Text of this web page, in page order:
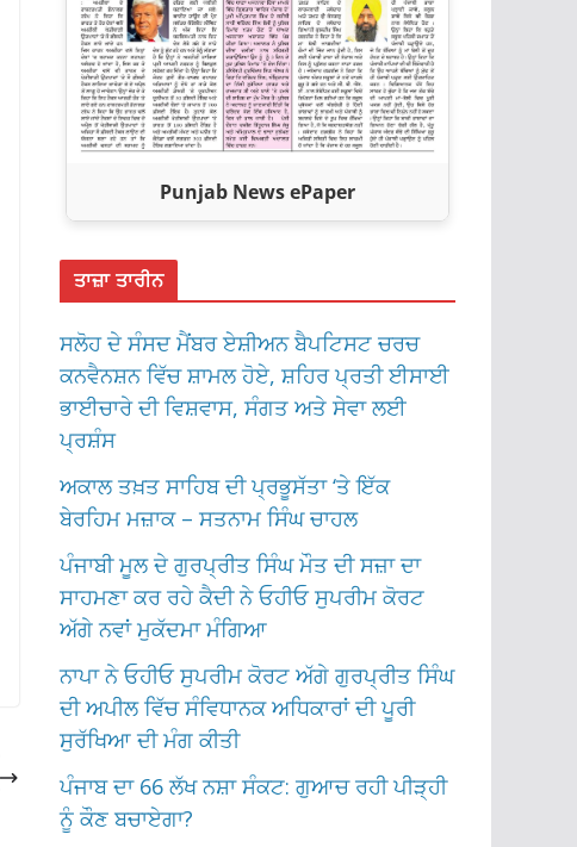
Punjab News ePaper
ਤਾਜ਼ਾ ਤਾਰੀਨ
ਸਲੋਹ ਦੇ ਸੰਸਦ ਮੈਂਬਰ ਏਸ਼ੀਅਨ ਬੈਪਟਿਸਟ ਚਰਚ
ਕਨਵੈਨਸ਼ਨ ਵਿੱਚ ਸ਼ਾਮਲ ਹੋਏ, ਸ਼ਹਿਰ ਪ੍ਰਤੀ ਈਸਾਈ
ਭਾਈਚਾਰੇ ਦੀ ਵਿਸ਼ਵਾਸ, ਸੰਗਤ ਅਤੇ ਸੇਵਾ ਲਈ
ਪ੍ਰਸ਼ੰਸ
ਅਕਾਲ ਤਖ਼ਤ ਸਾਹਿਬ ਦੀ ਪ੍ਰਭੂਸੱਤਾ ‘ਤੇ ਇੱਕ
ਬੇਰਹਿਮ ਮਜ਼ਾਕ – ਸਤਨਾਮ ਸਿੰਘ ਚਾਹਲ
ਪੰਜਾਬੀ ਮੂਲ ਦੇ ਗੁਰਪ੍ਰੀਤ ਸਿੰਘ ਮੌਤ ਦੀ ਸਜ਼ਾ ਦਾ
ਸਾਹਮਣਾ ਕਰ ਰਹੇ ਕੈਦੀ ਨੇ ਓਹੀਓ ਸੁਪਰੀਮ ਕੋਰਟ
ਅੱਗੇ ਨਵਾਂ ਮੁਕੱਦਮਾ ਮੰਗਿਆ
ਨਾਪਾ ਨੇ ਓਹੀਓ ਸੁਪਰੀਮ ਕੋਰਟ ਅੱਗੇ ਗੁਰਪ੍ਰੀਤ ਸਿੰਘ
ਦੀ ਅਪੀਲ ਵਿੱਚ ਸੰਵਿਧਾਨਕ ਅਧਿਕਾਰਾਂ ਦੀ ਪੂਰੀ
ਸੁਰੱਖਿਆ ਦੀ ਮੰਗ ਕੀਤੀ
ਪੰਜਾਬ ਦਾ 66 ਲੱਖ ਨਸ਼ਾ ਸੰਕਟ: ਗੁਆਚ ਰਹੀ ਪੀੜ੍ਹੀ
ਨੂੰ ਕੌਣ ਬਚਾਏਗਾ?